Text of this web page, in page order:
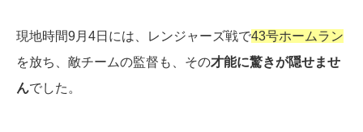
現地時間9月4日には、レンジャーズ戦で43号ホームラン
を放ち、敵チームの監督も、その才能に驚きが隠せませ
んでした。